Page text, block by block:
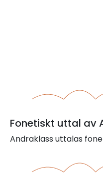
Fonetiskt uttal av
Andraklass uttalas